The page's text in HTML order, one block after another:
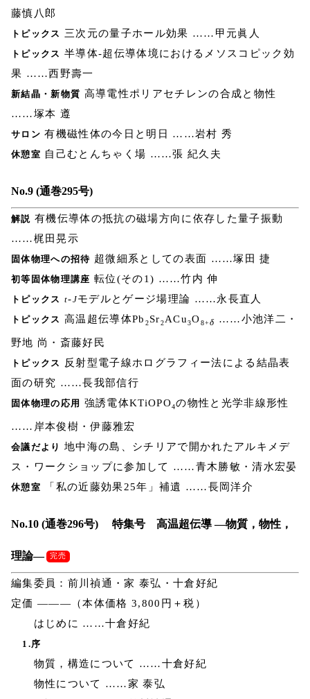
藤慎八郎
トピックス 三次元の量子ホール効果 ……甲元眞人
トピックス 半導体-超伝導体境におけるメソスコピック効
果 ……西野壽一
新結晶・新物質 高導電性ポリアセチレンの合成と物性
……塚本 遵
サロン 有機磁性体の今日と明日 ……岩村 秀
休憩室 自己むとんちゃく場 ……張 紀久夫
No.9 (通巻295号)
解説 有機伝導体の抵抗の磁場方向に依存した量子振動
……梶田晃示
固体物理への招待 超微細系としての表面 ……塚田 捷
初等固体物理講座 転位(その1) ……竹内 伸
トピックス t-Jモデルとゲージ場理論 ……永長直人
トピックス 高温超伝導体Pb 2Sr2ACu3O8+δ ……小池洋二・
野地 尚・斎藤好民
トピックス
反射型電子線ホログラフィー法による結晶表
面の研究 ……長我部信行
固体物理の応用 強誘電体KTiOPO4の物性と光学非線形性
……岸本俊樹・伊藤雅宏
会議だより 地中海の島、シチリアで開かれたアルキメデ
ス・ワークショップに参加して ……青木勝敏・清水宏晏
休憩室 「私の近藤効果25年」補遺 ……長岡洋介
No.10 (通巻296号) 特集号 高温超伝導 ―物質，物性，
理論― 完売
編集委員：前川禎通・家 泰弘・十倉好紀
定価 ―――（本体価格 3,800円＋税）
はじめに ……十倉好紀
1.序
物質，構造について ……十倉好紀
物性について ……家 泰弘